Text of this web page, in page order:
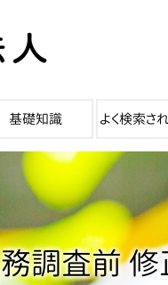
調査前
基礎知識 よく検索さ